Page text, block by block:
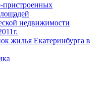
пристроенных
недвижимости
жилья Екатеринбурга в